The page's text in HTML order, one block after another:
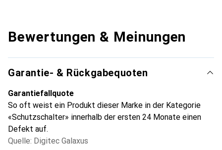
Bewertungen & Meinungen
Garantie- & Rückgabequoten
Garantiefallquote
So oft weist ein Produkt dieser Marke in der Kategorie
«Schutzschalter» innerhalb der ersten 24 Monate einen
Defekt auf.
Quelle: Digitec Galaxus